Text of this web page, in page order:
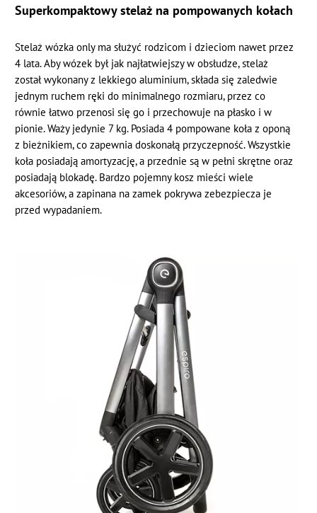
Superkompaktowy stelaż na pompowanych kołach
Stelaż wózka only ma służyć rodzicom i dzieciom nawet przez
4 lata. Aby wózek był jak najłatwiejszy w obsłudze, stelaż
został wykonany z lekkiego aluminium, składa się zaledwie
jednym ruchem ręki do minimalnego rozmiaru, przez co
równie łatwo przenosi się go i przechowuje na płasko i w
pionie. Waży jedynie 7 kg. Posiada 4 pompowane koła z oponą
z bieżnikiem, co zapewnia doskonałą przyczepność. Wszystkie
koła posiadają amortyzację, a przednie są w pełni skrętne oraz
posiadają blokadę. Bardzo pojemny kosz mieści wiele
akcesoriów, a zapinana na zamek pokrywa zebezpiecza je
przed wypadaniem.